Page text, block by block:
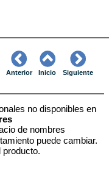
Anterior Inicio Siguiente
no disponibles en
de nombres
puede cambiar.
producto.